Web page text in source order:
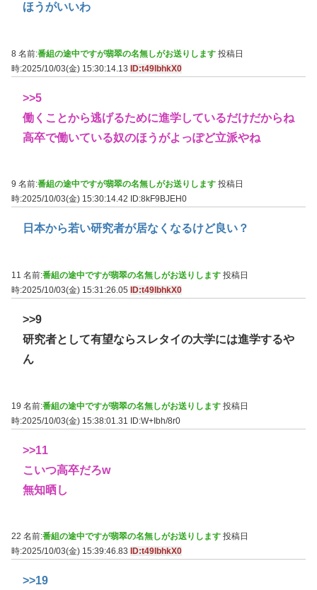
ほうがいいわ
8 名前:番組の途中ですが翡翠の名無しがお送りします 投稿日
時:2025/10/03(金) 15:30:14.13 ID:t49lbhkX0
>>5
働くことから逃げるために進学しているだけだからね
高卒で働いている奴のほうがよっぽど立派やね
9 名前:番組の途中ですが翡翠の名無しがお送りします 投稿日
時:2025/10/03(金) 15:30:14.42
ID:8kF9BJEH0
日本から若い研究者が居なくなるけど良い？
11 名前:番組の途中ですが翡翠の名無しがお送りします 投稿日
時:2025/10/03(金) 15:31:26.05
ID:t49lbhkX0
>>9
研究者として有望ならスレタイの大学には進学するや
ん
19 名前:番組の途中ですが翡翠の名無しがお送りします 投稿日
時:2025/10/03(金) 15:38:01.31 ID:W+Ibh/8r0
>>11
こいつ高卒だろw
無知晒し
22 名前:番組の途中ですが翡翠の名無しがお送りします 投稿日
時:2025/10/03(金) 15:39:46.83
ID:t49lbhkX0
>>19